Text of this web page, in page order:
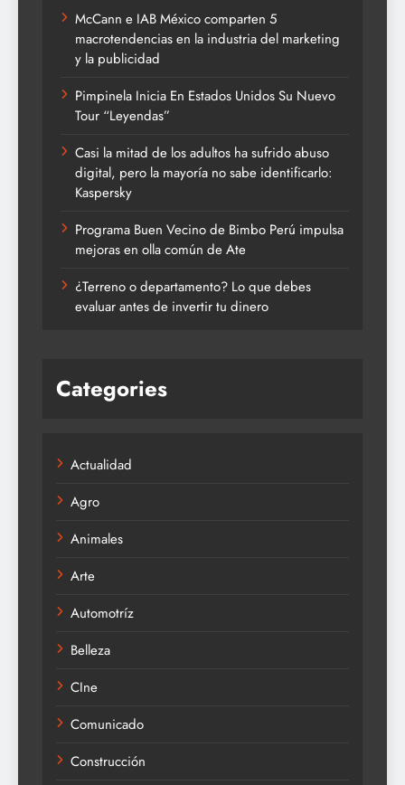
McCann e IAB México comparten 5
macrotendencias en la industria del marketing
y la publicidad
Pimpinela Inicia En Estados Unidos Su Nuevo
Tour “Leyendas”
Casi la mitad de los adultos ha sufrido abuso
digital, pero la mayoría no sabe identificarlo:
Kaspersky
Programa Buen Vecino de Bimbo Perú impulsa
mejoras en olla común de Ate
¿Terreno o departamento? Lo que debes
evaluar antes de invertir tu dinero
Categories
Actualidad
Agro
Animales
Arte
Automotríz
Belleza
CIne
Comunicado
Construcción